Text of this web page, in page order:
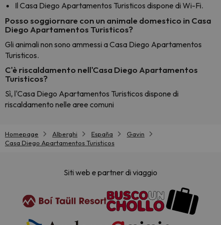
Il Casa Diego Apartamentos Turisticos dispone di Wi-Fi.
Posso soggiornare con un animale domestico in Casa
Diego Apartamentos Turisticos?
Gli animali non sono ammessi a Casa Diego Apartamentos
Turisticos.
C'è riscaldamento nell'Casa Diego Apartamentos
Turisticos?
Sì, l'Casa Diego Apartamentos Turisticos dispone di
riscaldamento nelle aree comuni
Homepage Alberghi España
Gavin
Casa Diego Apartamentos Turisticos
Siti web e partner di viaggio